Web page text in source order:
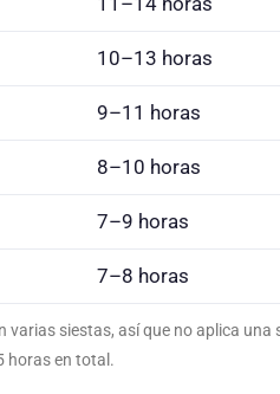
10–13 horas
9–11 horas
8–10 horas
7–9 horas
7–8 horas
varias siestas, así que no aplica
horas en total.